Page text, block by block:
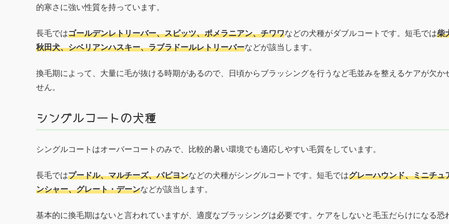
的寒さに強い性質を持っています。
長毛ではゴールデンレトリーバー、スピッツ、ポメラニアン、チワワなどの犬種がダブルコートです。短毛では柴
秋田犬、シベリアンハスキー、ラブラドールレトリーバーなどが該当します。
換毛期によって、大量に毛が抜ける時期があるので、日頃からブラッシングを行うなど毛並みを整えるケアが欠か
せん。
シングルコートの犬種
シングルコートはオーバーコートのみで、比較的暑い環境でも適応しやすい毛質をしています。
長毛ではプードル、マルチーズ、パピヨンなどの犬種がシングルコートです。短毛ではグレーハウンド、ミニチュ
ンシャー、グレート・デーンなどが該当します。
基本的に換毛期はないと言われていますが、適度なブラッシングは必要です。ケアをしないと毛玉だらけになる恐